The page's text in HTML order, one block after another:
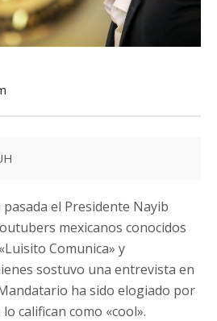
el Presidente Nayib
mexicanos conocidos
Comunica» y
sostuvo una entrevista en
ha sido elogiado por
califican como «cool».